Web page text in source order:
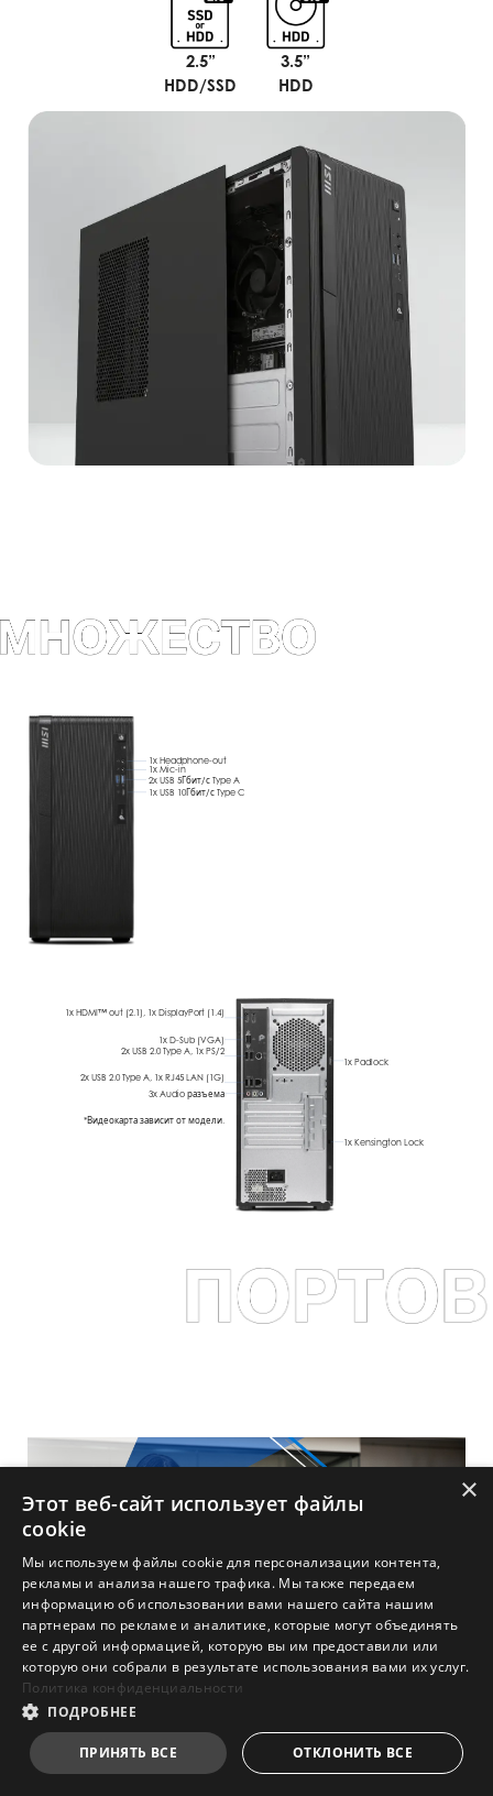
2.5”
HDD/SSD
3.5”
HDD
1x Headphone-out
1x Mic-in
2x USB 5Гбит/с Type A
1x USB 10Гбит/с Type C
1x HDMI™ out (2.1), 1x DisplayPort (1.4)
1x D-Sub (VGA)
2x USB 2.0 Type A, 1x PS/2
2x USB 2.0 Type A, 1x RJ45 LAN (1G)
3x Audio разъема
*Видеокарта зависит от модели.
1x Padlock
1x Kensington Lock
УСПЕХ БИЗНЕСА
ВМЕСТЕС MSI
×
Этот веб-сайт использует файлы
cookie
Мы используем файлы cookie для персонализации контента,
рекламы и анализа нашего трафика. Мы также передаем
информацию об использовании вами нашего сайта нашим
партнерам по рекламе и аналитике, которые могут объединять
ее с другой информацией, которую вы им предоставили или
которую они собрали в результате использования вами их услуг.
Политика конфиденциальности
ПОДРОБНЕЕ
ПРИНЯТЬ ВСЕ ОТКЛОНИТЬ ВСЕ